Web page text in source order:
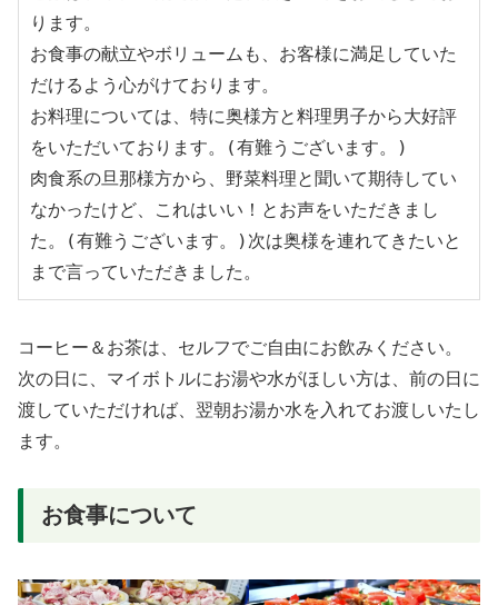
ります。
お食事の献立やボリュームも、お客様に満足していた
だけるよう心がけております。
お料理については、特に奥様方と料理男子から大好評
をいただいております。(有難うございます。)
肉食系の旦那様方から、野菜料理と聞いて期待してい
なかったけど、これはいい！とお声をいただきまし
た。(有難うございます。)次は奥様を連れてきたいと
まで言っていただきました。
コーヒー＆お茶は、セルフでご自由にお飲みください。
次の日に、マイボトルにお湯や水がほしい方は、前の日に
渡していただければ、翌朝お湯か水を入れてお渡しいたし
ます。
お食事について